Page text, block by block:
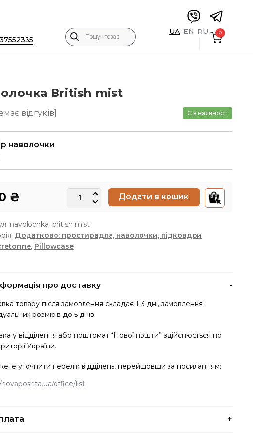
Пошук
товарів
UA EN RU 0
British mist
відгуків] Є в наявності
наволочки
₴
Наволочка
Додати в кошик
navolochka_british mist
Додатково: простирадла, наволочки, підковдри
, Pillowcase
про доставку
товару після замовлення складає 1-3 дні, замовлення
розмірів до 5 днів.
у відділення або поштомат “Нової пошти” здійснюється по
України.
уточнити перелік відділень, перейшовши за посиланням:
office/list